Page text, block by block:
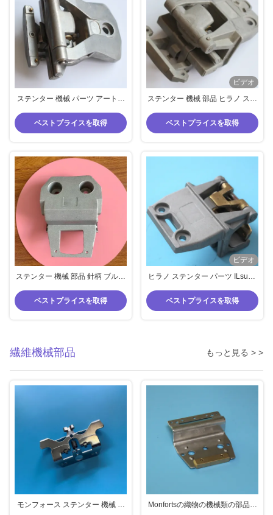
ステンター 機械 パーツ アートス
アルミニウム ダブル 標準仕様を
使用
ベストプライスを取得
ビデオ
ステンター 機械 部品 ヒラノ スタ
ダー付き アルミウム を 使って ダ
ブル
ベストプライスを取得
ステンター 機械 部品 針柄 ブルッ
ルミ
ベストプライスを取得
ビデオ
ヒラノ ステンター パーツ ILsung
ルミ 単用 固定 布
ベストプライスを取得
繊維機械部品 もっと見る > >
モンフォース ステンター 機械 部
Monfortsの織物の機械類の部品の